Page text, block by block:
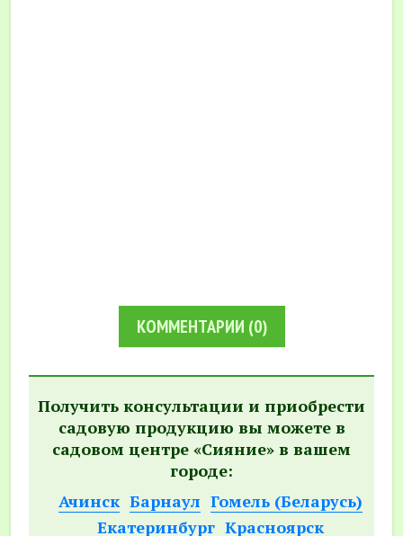
КОММЕНТАРИИ (0)
Получить консультации и приобрести
садовую продукцию вы можете в
садовом центре «Сияние» в вашем
городе:
Ачинск Барнаул Гомель (Беларусь)
Екатеринбург Красноярск